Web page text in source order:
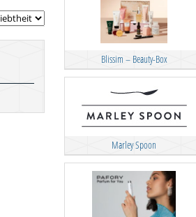
Blissim – Beauty-Box
Marley Spoon